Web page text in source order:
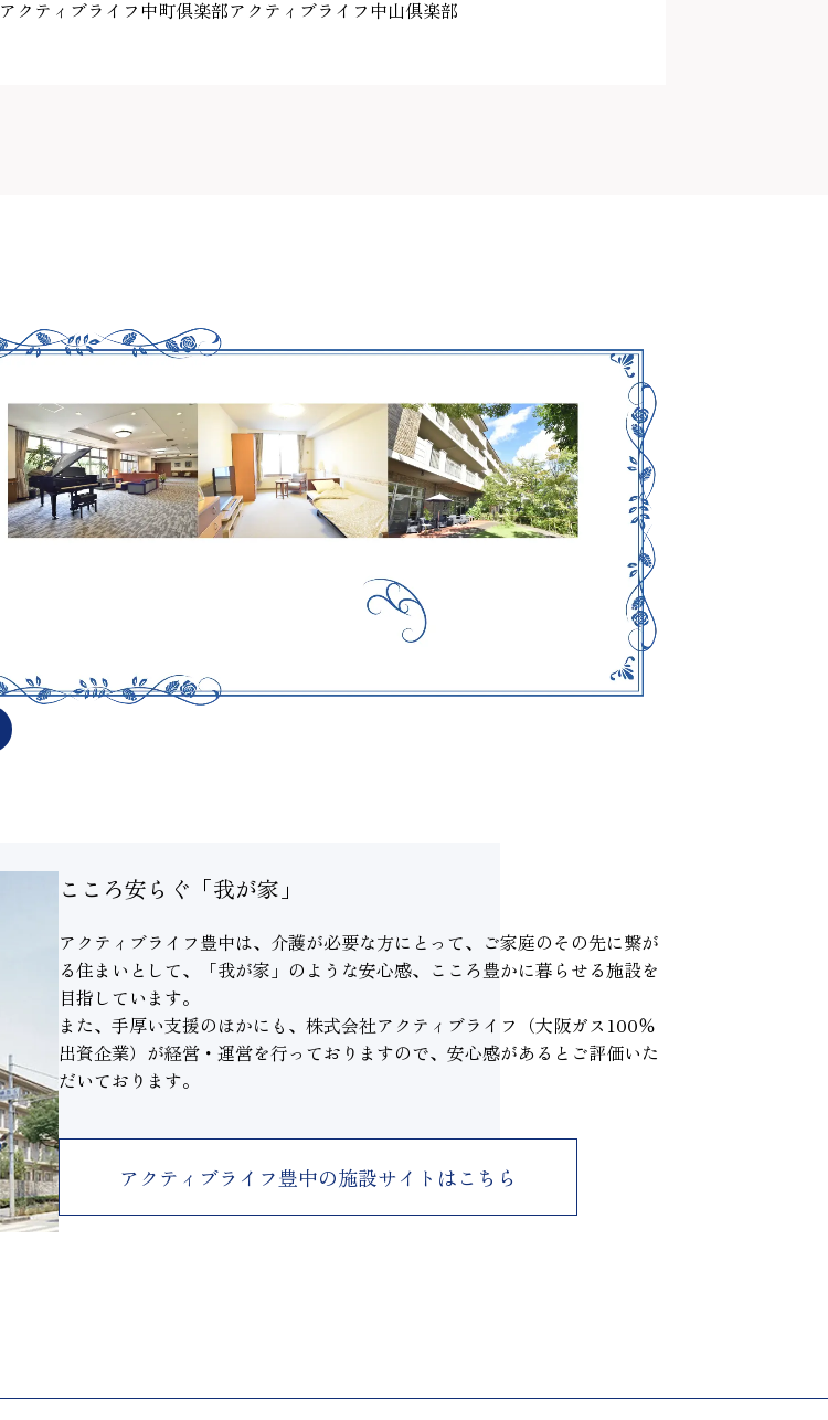
アクティブライフ中町倶楽部アクティブライフ中山倶楽部
こころ安らぐ「我が家」
アクティブライフ豊中は、介護が必要な方にとって、ご家庭のその先に繋が
る住まいとして、「我が家」のような安心感、こころ豊かに暮らせる施設を
目指しています。
また、手厚い支援のほかにも、株式会社アクティブライフ（大阪ガス100％
出資企業）が経営・運営を行っておりますので、安心感があるとご評価いた
だいております。
アクティブライフ豊中の施設サイトはこちら